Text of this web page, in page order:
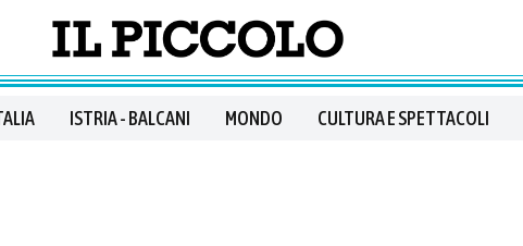
ISTRIA - BALCANI MONDO CULTURA E SPETTACOLI